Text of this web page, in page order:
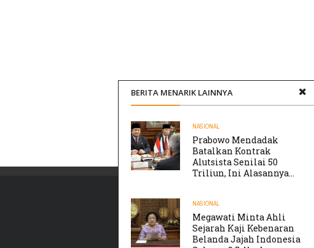
BERITA MENARIK LAINNYA
NASIONAL
Prabowo Mendadak
Batalkan Kontrak
Alutsista Senilai 50
Triliun, Ini Alasannya…
NASIONAL
Megawati Minta Ahli
Sejarah Kaji Kebenaran
Belanda Jajah Indonesia